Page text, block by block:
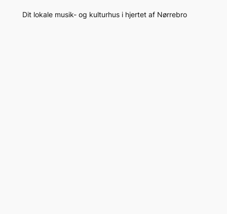
Dit lokale musik- og kulturhus i hjertet af Nørrebro